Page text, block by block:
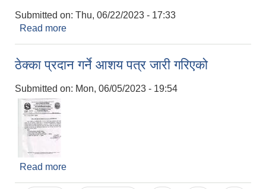
Submitted on: Thu, 06/22/2023 - 17:33
Read more
ठेक्का प्रदान गर्ने आशय पत्र जारी गरिएको
Submitted on: Mon, 06/05/2023 - 19:54
Read more